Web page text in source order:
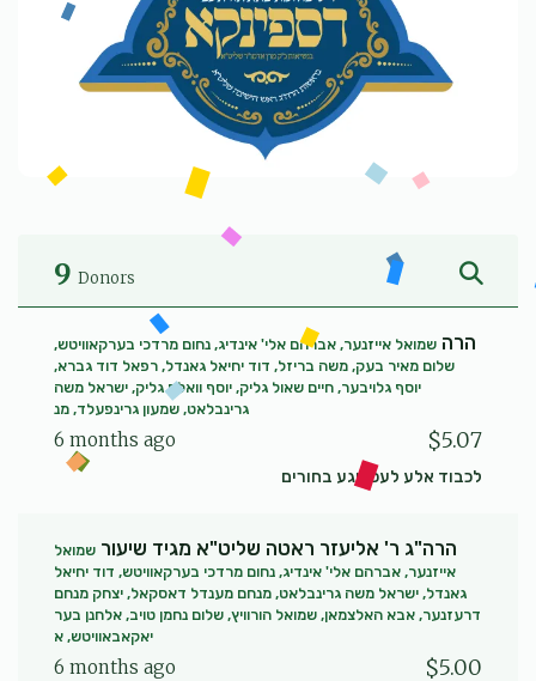
9 Donors
הרה שמואל אייזנער, אברהם אלי' אינדיג, נחום מרדכי בערקאוויטש,
שלום מאיר בעק, משה בריזל, דוד יחיאל גאנדל, רפאל דוד גברא,
יוסף גלויבער, חיים שאול גליק, יוסף וואלף גליק, ישראל משה
גרינבלאט, שמעון גרינפעלד, מנ
6 months ago $5.07
לכבוד אלע לעכטיגע בחורים
הרה"ג ר' אליעזר ראטה שליט"א מגיד שיעור שמואל
אייזנער, אברהם אלי' אינדיג, נחום מרדכי בערקאוויטש, דוד יחיאל
גאנדל, ישראל משה גרינבלאט, מנחם מענדל דאסקאל, יצחק מנחם
דרעזנער, אבא האלצמאן, שמואל הורוויץ, שלום נחמן טויב, אלחנן בער
יאקאבאוויטש, א
6 months ago $5.00